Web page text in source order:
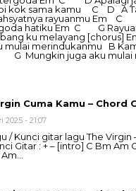
kok sama kamu C D A
rayuanmu Em
hatiku Em C G
ku melayang
mulai merindukanmu B
juga aku mulai
Cuma Kamu – Chord
- 21:07
/ Kunci gitar lagu The Virgin
Gitar : + – [intro] C Bm Am